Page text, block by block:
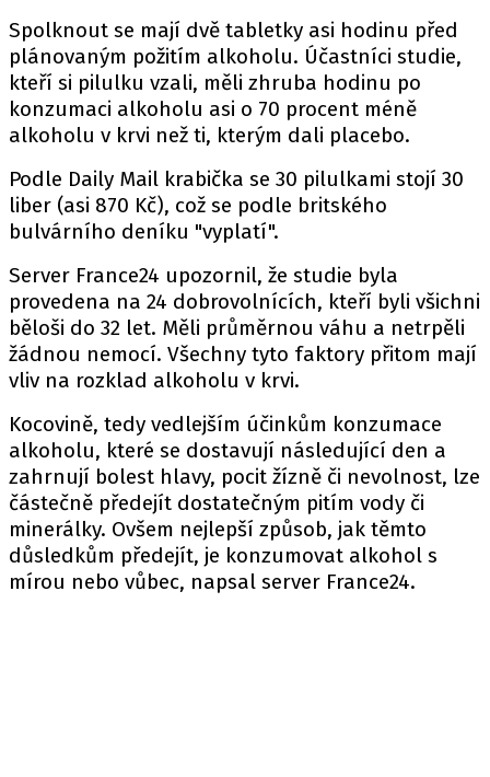
Spolknout se mají dvě tabletky asi hodinu před
plánovaným požitím alkoholu. Účastníci studie,
kteří si pilulku vzali, měli zhruba hodinu po
konzumaci alkoholu asi o 70 procent méně
alkoholu v krvi než ti, kterým dali placebo.
Podle Daily Mail krabička se 30 pilulkami stojí 30
liber (asi 870 Kč), což se podle britského
bulvárního deníku "vyplatí".
Server France24 upozornil, že studie byla
provedena na 24 dobrovolnících, kteří byli všichni
běloši do 32 let. Měli průměrnou váhu a netrpěli
žádnou nemocí. Všechny tyto faktory přitom mají
vliv na rozklad alkoholu v krvi.
Kocovině, tedy vedlejším účinkům konzumace
alkoholu, které se dostavují následující den a
zahrnují bolest hlavy, pocit žízně či nevolnost, lze
částečně předejít dostatečným pitím vody či
minerálky. Ovšem nejlepší způsob, jak těmto
důsledkům předejít, je konzumovat alkohol s
mírou nebo vůbec, napsal server France24.